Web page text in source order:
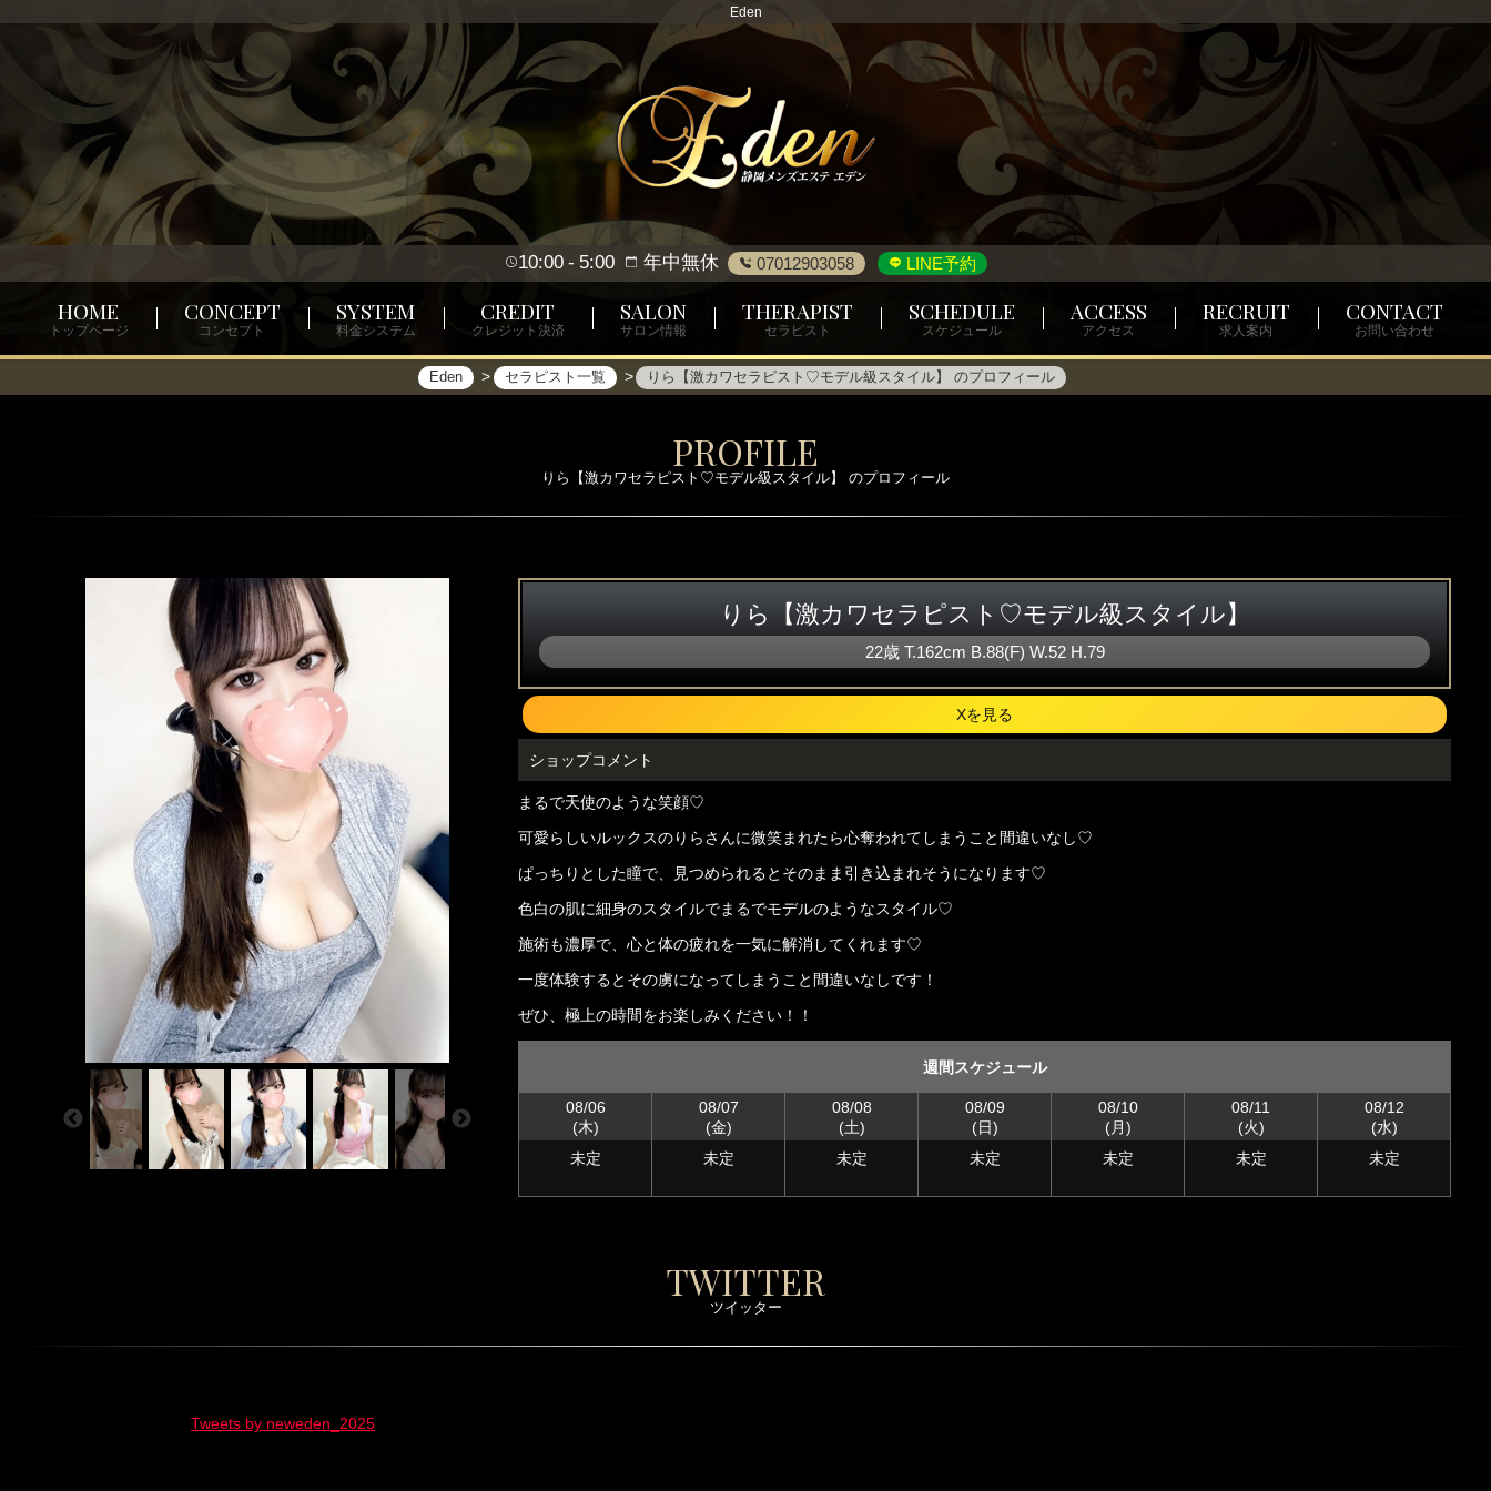
Eden
10:00 5:00 年中無休 07012903058 LINE予約
HOME
トップページ
CONCEPT
コンセプト
SYSTEM
料金システム
CREDIT
クレジット決済
SALON
サロン情報
THERAPIST
セラピスト
SCHEDULE
スケジュール
ACCESS
アクセス
RECRUIT
求人案内
CONTACT
お問い合わせ
Eden セラピスト一覧 りら【激カワセラピスト♡モデル級スタイル】 のプロフィール
PROFILE
りら【激カワセラピスト♡モデル級スタイル】 のプロフィール
りら【激カワセラピスト♡モデル級スタイル】
22歳 T.162cm B.88(F) W.52 H.79
Xを見る
ショップコメント
まるで天使のような笑顔♡
可愛らしいルックスのりらさんに微笑まれたら心奪われてしまうこと間違いなし♡
ぱっちりとした瞳で、見つめられるとそのまま引き込まれそうになります♡
色白の肌に細身のスタイルでまるでモデルのようなスタイル♡
施術も濃厚で、心と体の疲れを一気に解消してくれます♡
一度体験するとその虜になってしまうこと間違いなしです！
ぜひ、極上の時間をお楽しみください！！
週間スケジュール
08/06
(木)
08/07
(金)
08/08
(土)
08/09
(日)
08/10
(月)
08/11
(火)
08/12
(水)
未定
未定 未定 未定 未定 未定 未定
TWITTER
ツイッター
Tweets by neweden_2025